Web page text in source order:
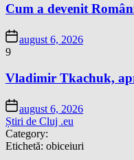
Cum a devenit
august 6, 2026
9
Vladimir Tkachuk,
august 6, 2026
Știri de Cluj .eu
Category:
Etichetă: obiceiuri